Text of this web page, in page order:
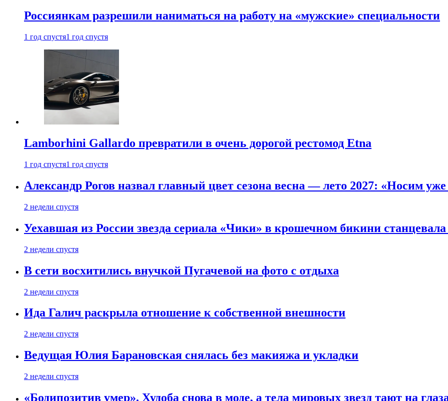
Россиянкам разрешили наниматься на работу на «мужские» специальности
1 год спустя1 год спустя
Lamborhini Gallardo превратили в очень дорогой рестомод Etna
1 год спустя1 год спустя
Александр Рогов назвал главный цвет сезона весна — лето 2027: «Носим уже
2 недели спустя
Уехавшая из России звезда сериала «Чики» в крошечном бикини станцевала
2 недели спустя
В сети восхитились внучкой Пугачевой на фото с отдыха
2 недели спустя
Ида Галич раскрыла отношение к собственной внешности
2 недели спустя
Ведущая Юлия Барановская снялась без макияжа и укладки
2 недели спустя
«Бодипозитив умер». Худоба снова в моде, а тела мировых звезд тают на